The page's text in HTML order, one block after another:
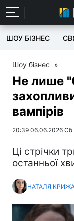
ШОУ БІЗНЕС
Шоу бізнес »
Не лише
вампірів
20:39 06.06.2026 Сб
Ці стрічки
останньої
НАТАЛЯ